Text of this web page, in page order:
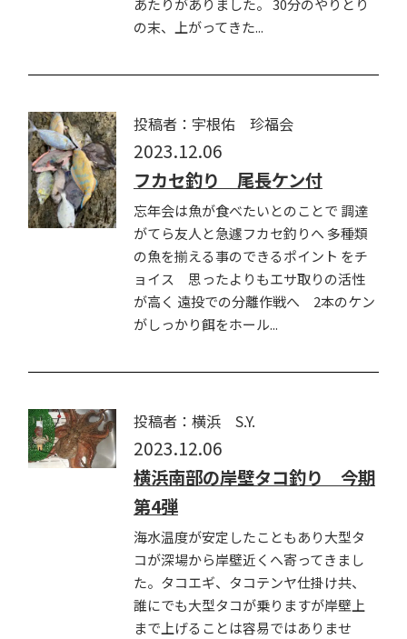
の末、上がってきた...
投稿者：宇根佑 珍福会
2023.12.06
フカセ釣り 尾長ケン付
忘年会は魚が食べたいとのことで 調達
がてら友人と急遽フカセ釣りへ 多種類
の魚を揃える事のできるポイント をチ
ョイス 思ったよりもエサ取りの活性
が高く 遠投での分離作戦へ 2本のケン
がしっかり餌をホール...
投稿者：横浜 S.Y.
2023.12.06
横浜南部の岸壁タコ釣り 今期
第4弾
海水温度が安定したこともあり大型タ
コが深場から岸壁近くへ寄ってきまし
た。タコエギ、タコテンヤ仕掛け共、
誰にでも大型タコが乗りますが岸壁上
まで上げることは容易ではありませ